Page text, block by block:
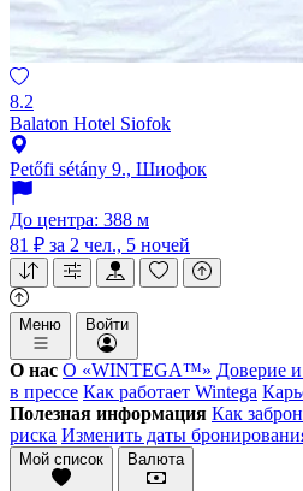
8.2
Balaton Hotel Siofok
Petőfi sétány 9., Шиофок
До центра: 388 м
81 ₽ за 2 чел., 5 ночей
Меню Войти
О нас О «WINTEGA™» Доверие и
в прессе Как работает Wintega
Полезная информация Как
риска Изменить даты
Мой список Валюта